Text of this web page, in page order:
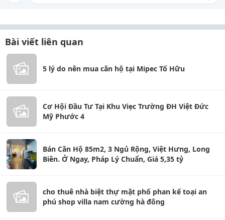
Bài viết liên quan
5 lý do nên mua căn hộ tại Mipec Tố Hữu
Cơ Hội Đầu Tư Tại Khu Viẹc Trường ĐH Việt Đức
Mỹ Phước 4
Bán Căn Hộ 85m2, 3 Ngủ Rộng, Việt Hưng, Long
Biên. Ở Ngay, Pháp Lý Chuẩn, Giá 5,35 tỷ
cho thuê nhà biệt thự mặt phố phan kế toại an
phú shop villa nam cường hà đông